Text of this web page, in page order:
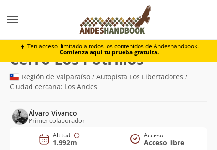
Ten acceso ilimitado a todos los contenidos de Andeshandbook.
Comienza aquí tu prueba gratuita.
Cerro Los Potrillos
Cerro Los Potrillos(1.992m)
Región de Valparaíso / Autopista Los Libertadores /
Ciudad cercana: Los Andes
Álvaro Vivanco
Primer colaborador
Altitud
1.992m
Acceso
Acceso libre